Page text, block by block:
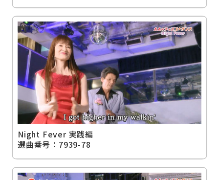
Night Fever 実践編
選曲番号：7939-78